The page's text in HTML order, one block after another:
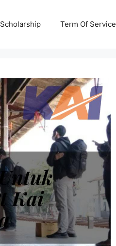
Scholarship Term Of Service